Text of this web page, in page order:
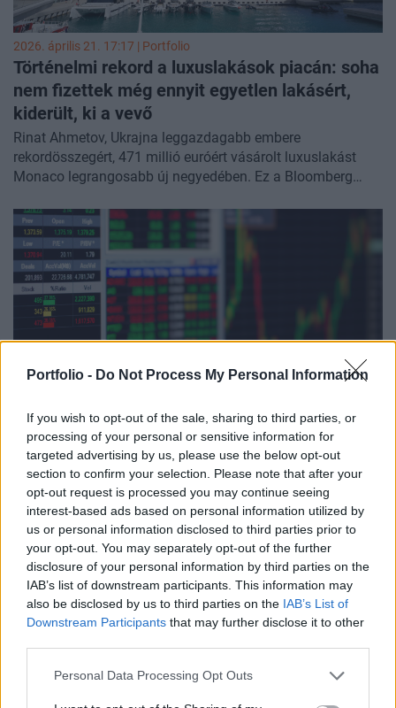
Portfolio - Do Not Process My Personal Information
If you wish to opt-out of the sale, sharing to third parties, or
processing of your personal or sensitive information for
targeted advertising by us, please use the below opt-out
section to confirm your selection. Please note that after your
opt-out request is processed you may continue seeing
interest-based ads based on personal information utilized by
us or personal information disclosed to third parties prior to
your opt-out. You may separately opt-out of the further
disclosure of your personal information by third parties on the
IAB’s list of downstream participants. This information may
also be disclosed by us to third parties on the IAB’s List of
Downstream Participants that may further disclose it to other
Personal Data Processing Opt Outs
2026. április 21. 17:17 | Portfolio
Történelmi rekord a luxuslakások piacán: soha
nem fizettek még ennyit egyetlen lakásért,
kiderült, ki a vevő
Rinat Ahmetov, Ukrajna leggazdagabb embere
rekordösszegért, 471 millió euróért vásárolt luxuslakást
Monaco legrangosabb új negyedében. Ez a Bloomberg
ingatlan-nyilvántartásán és kiszivárgott dokumentumokon
alapul.
2026. április 17. 10:36 | Portfolio
Ennyi volt az év az európai tőzsdéknek? A
profik szerint nem sok szufla maradt a piacban
Számos elemző szerint az európai részvénypiacok előtt
nem sok tér maradt az emelkedésre az idei évben. A
túlságosan optimista eredményvárakozások lefelé történő
korrekciója, az iráni konfliktus miatt megugrott energiaárak
és a befektetők óvatossága egyaránt fékezi a szárnyalást -
írta meg aBloomberg
Hasonló témákról is szó lesz következő befektetési
konferenciánkon, május 12-én jön aPortfolio Investment
Day 2026. Ne hagyja ki az év egyik legizgalmasabb